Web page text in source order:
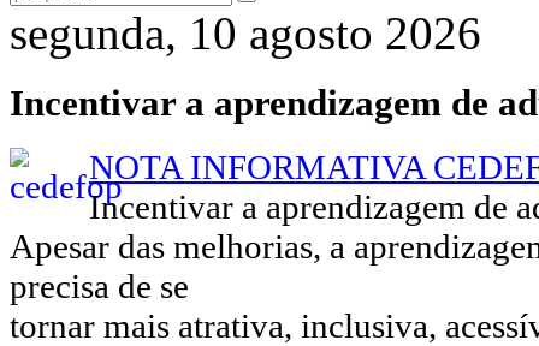
segunda, 10 agosto 2026
Incentivar a aprendizagem de
NOTA INFORMATIVA
Incentivar a aprendizagem de
Apesar das melhorias, a
precisa de se
tornar mais atrativa, inclusiva,